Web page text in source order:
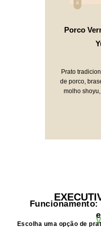
Porco
Prato
de porco,
molho
Funcionamento:
Escolha uma opção de